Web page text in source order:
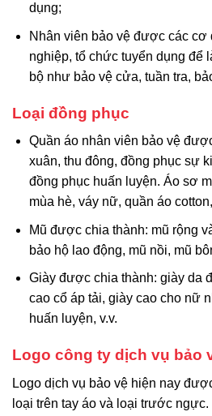
dụng;
Nhân viên bảo vệ được các cơ
nghiệp, tổ chức tuyển dụng để
bộ như bảo vệ cửa, tuần tra,
Loại đồng phục
Quần áo nhân viên bảo vệ
xuân, thu đông, đồng phục sự
đồng phục huấn luyện. Áo sơ
mùa hè, váy nữ, quần áo
Mũ được chia thành: mũ rộng
bảo hộ lao động, mũ nồi, mũ
Giày được chia thành: giày da
cao cổ áp tải, giày cao cho nữ
huấn luyện, v.v.
Logo công ty dịch vụ bảo
Logo dịch vụ bảo vệ hiện nay
loại trên tay áo và loại trước ngực.